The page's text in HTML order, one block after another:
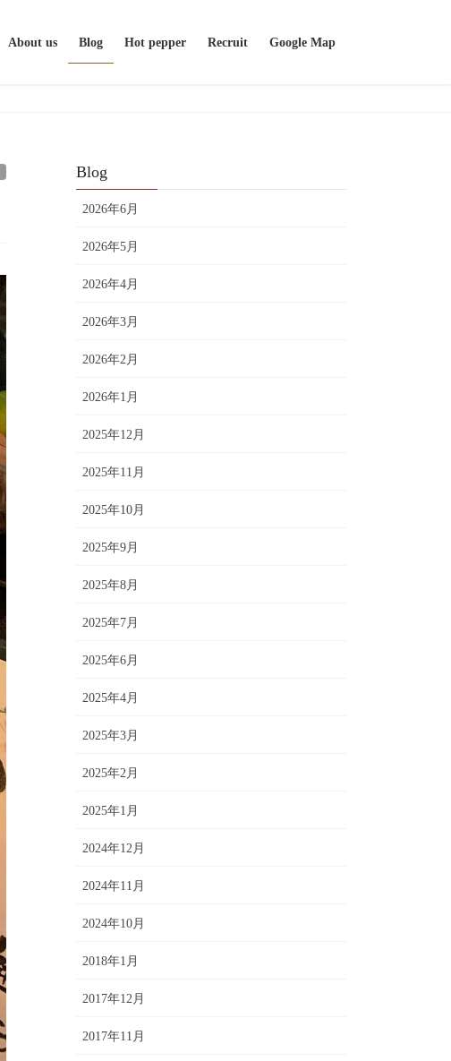
About us Blog Hot pepper Recruit Google Map
Blog
2026年6月
2026年5月
2026年4月
2026年3月
2026年2月
2026年1月
2025年12月
2025年11月
2025年10月
2025年9月
2025年8月
2025年7月
2025年6月
2025年4月
2025年3月
2025年2月
2025年1月
2024年12月
2024年11月
2024年10月
2018年1月
2017年12月
2017年11月